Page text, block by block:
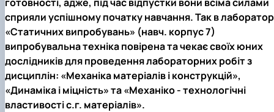
сприяли успішному початку навчання. Так в
«Статичних випробувань» (навч. корпус 7)
випробувальна техніка повірена та чекає своїх юних
дослідників для проведення лабораторних робіт з
дисциплін: «Механіка матеріалів і конструкцій»,
«Динаміка і міцність» та «Механіко - технологічні
властивості с.г. матеріалів».